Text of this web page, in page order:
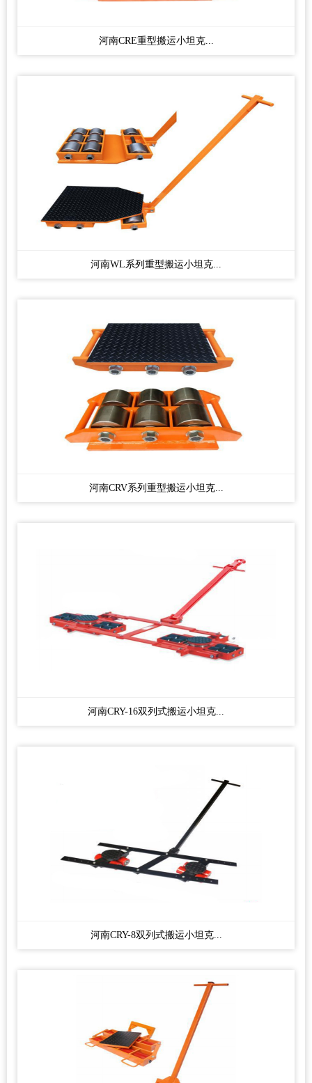
河南CRE重型搬运小坦克...
河南WL系列重型搬运小坦克...
河南CRV系列重型搬运小坦克...
河南CRY-16双列式搬运小坦克...
河南CRY-8双列式搬运小坦克...